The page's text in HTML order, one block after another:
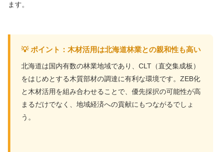
ます。
💡 ポイント：木材活用は北海道林業との親和性も高い
北海道は国内有数の林業地域であり、CLT（直交集成板）
をはじめとする木質部材の調達に有利な環境です。ZEB化
と木材活用を組み合わせることで、優先採択の可能性が高
まるだけでなく、地域経済への貢献にもつながるでしょ
う。